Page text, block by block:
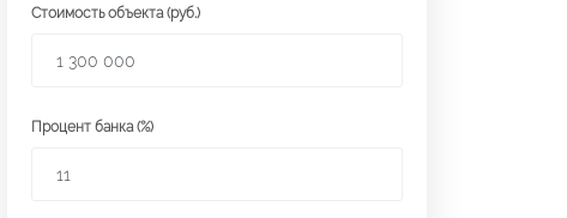
Стоимость объекта (руб.)
Процент банка (%)